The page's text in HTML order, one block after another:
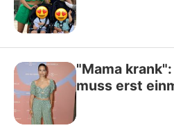
"Mama
muss erst